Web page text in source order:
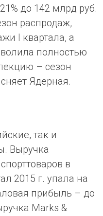
до 142 млрд руб.
распродаж,
I квартала, а
полностью
– сезон
Ядерная.
так и
Выручка
в
2015 г. упала на
прибыль – до
Marks &